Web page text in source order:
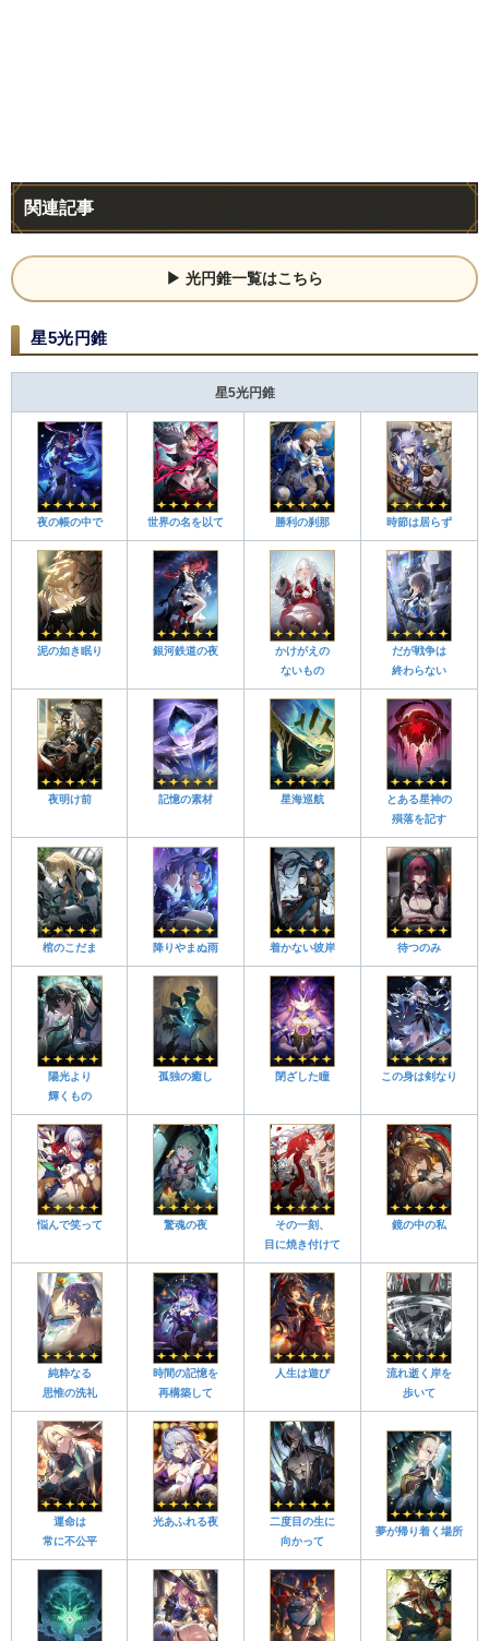
関連記事
光円錐一覧はこちら
星5光円錐
星5光円錐
夜の帳の中で 世界の名を以て 勝利の刹那 時節は居らず
泥の如き眠り 銀河鉄道の夜
かけがえの
ないもの
だが戦争は
終わらない
夜明け前 記憶の素材 星海巡航
とある星神の
殞落を記す
棺のこだま 降りやまぬ雨 着かない彼岸 待つのみ
陽光より
輝くもの
孤独の癒し 閉ざした瞳 この身は剣なり
悩んで笑って 驚魂の夜
その一刻、
目に焼き付けて
鏡の中の私
純粋なる
思惟の洗礼
時間の記憶を
再構築して
人生は遊び
流れ逝く岸を
歩いて
運命は
常に不公平
光あふれる夜
二度目の生に
向かって
夢が帰り着く場所